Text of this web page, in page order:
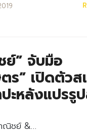
” จับมือ
ตร” เปิดตัว
ะหลังแปรรู
ณิชย์ &…